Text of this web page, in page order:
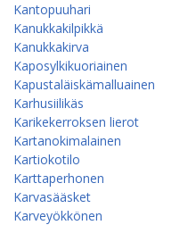
Kantopuuhari
Kanukkakilpikkä
Kanukkakirva
Kaposylkikuoriainen
Kapustaläiskämalluainen
Karhusiilikäs
Karikekerroksen lierot
Kartanokimalainen
Kartiokotilo
Karttaperhonen
Karvasääsket
Karveyökkönen